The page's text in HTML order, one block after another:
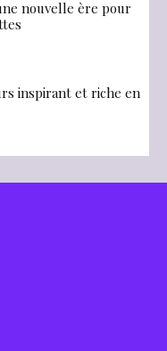
nouvelle ère pour
inspirant et riche en